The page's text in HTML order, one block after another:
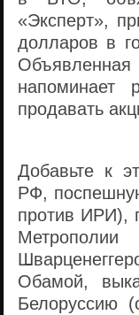
«Эксперт»,
долларов в
напоминает
продавать
Добавьте к
РФ,
против ИРИ),
Обамой,
Белоруссию